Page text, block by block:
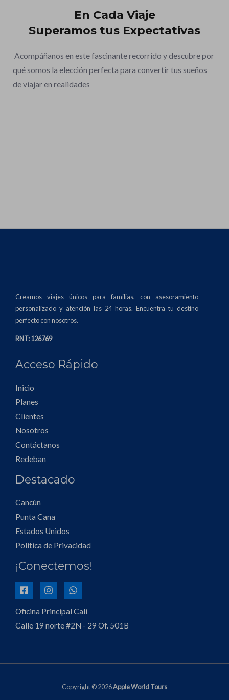
En Cada Viaje
Superamos tus Expectativas
Acompáñanos en este fascinante recorrido y descubre por
qué somos la elección perfecta para convertir tus sueños
de viajar en realidades
Creamos viajes únicos para familias, con asesoramiento
personalizado y atención las 24 horas. Encuentra tu destino
perfecto con nosotros.
RNT: 126769
Acceso Rápido
Inicio
Planes
Clientes
Nosotros
Contáctanos
Redeban
Destacado
Cancún
Punta Cana
Estados Unidos
Política de Privacidad
¡Conectemos!
Oficina Principal Cali
Calle 19 norte #2N - 29 Of. 501B
Copyright © 2026Apple World Tours